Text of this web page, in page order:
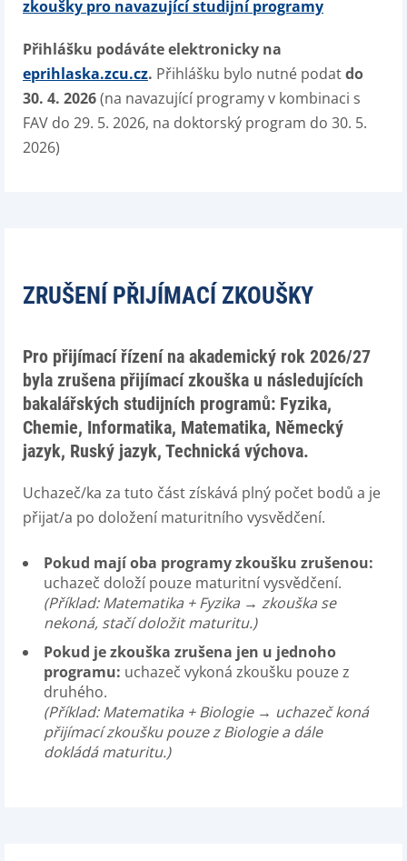
zkoušky pro navazující studijní programy
Přihlášku podáváte elektronicky na
eprihlaska.zcu.cz. Přihlášku bylo nutné podatdo
30. 4. 2026(na navazující programy v kombinaci s
FAV do 29. 5. 2026, na doktorský program do 30. 5.
2026)
ZRUŠENÍ PŘIJÍMACÍ ZKOUŠKY
Pro přijímací řízení na akademický rok 2026/27
byla zrušena přijímací zkouška u následujících
bakalářských studijních programů: Fyzika,
Chemie, Informatika, Matematika, Německý
jazyk, Ruský jazyk, Technická výchova.
Uchazeč/ka za tuto část získává plný počet bodů a je
přijat/a po doložení maturitního vysvědčení.
Pokud mají oba programy zkoušku zrušenou:
uchazeč doloží pouze maturitní vysvědčení.
(Příklad: Matematika + Fyzika → zkouška se
nekoná, stačí doložit maturitu.)
Pokud je zkouška zrušena jen u jednoho
programu: uchazeč vykoná zkoušku pouze z
druhého.
(Příklad: Matematika + Biologie → uchazeč koná
přijímací zkoušku pouze z Biologie a dále
dokládá maturitu.)